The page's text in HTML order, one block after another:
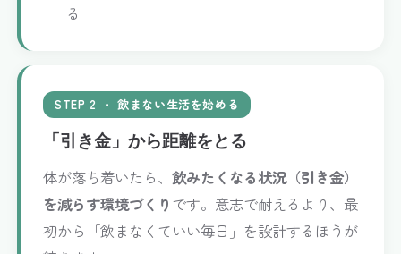
る
STEP 2 ・ 飲まない生活を始める
「引き金」から距離をとる
体が落ち着いたら、飲みたくなる状況（引き金）
を減らす環境づくり です。意志で耐えるより、最
初から「飲まなくていい毎日」を設計するほうが